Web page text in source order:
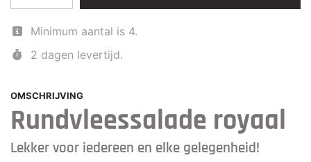
OMSCHRIJVING
Rundvleessalade royaal
Lekker voor iedereen en elke gelegenheid!
Minimum aantal is 4.
2 dagen levertijd.